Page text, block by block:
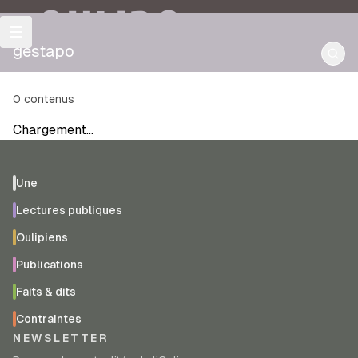
OULIPO
gestapo
0 contenus
Chargement…
Une
Lectures publiques
Oulipiens
Publications
Faits & dits
Contraintes
NEWSLETTER